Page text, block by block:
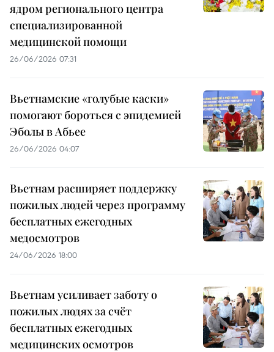
ядром регионального центра
специализированной
медицинской помощи
26/06/2026 07:31
Вьетнамские «голубые каски»
помогают бороться с эпидемией
Эболы в Абьее
26/06/2026 04:07
Вьетнам расширяет поддержку
пожилых людей через программу
бесплатных ежегодных
медосмотров
24/06/2026 18:00
Вьетнам усиливает заботу о
пожилых людях за счёт
бесплатных ежегодных
медицинских осмотров